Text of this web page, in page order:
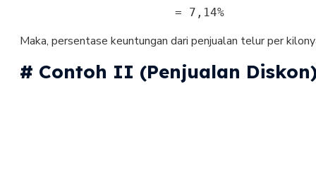
= 7,14%
Maka, persentase keuntungan dari penjualan telur per
# Contoh II (Penjualan